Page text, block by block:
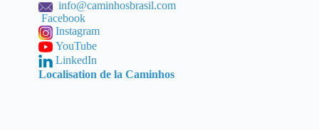
info@caminhosbrasil.com
Facebook
Instagram
YouTube
LinkedIn
Localisation de la Caminhos